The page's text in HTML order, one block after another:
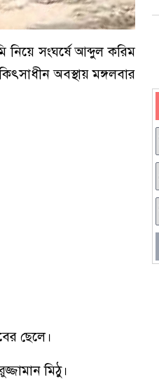
সংঘর্ষে আব্দুল করিম
অবস্থায় মঙ্গলবার
ছেলে।
মিঠু।